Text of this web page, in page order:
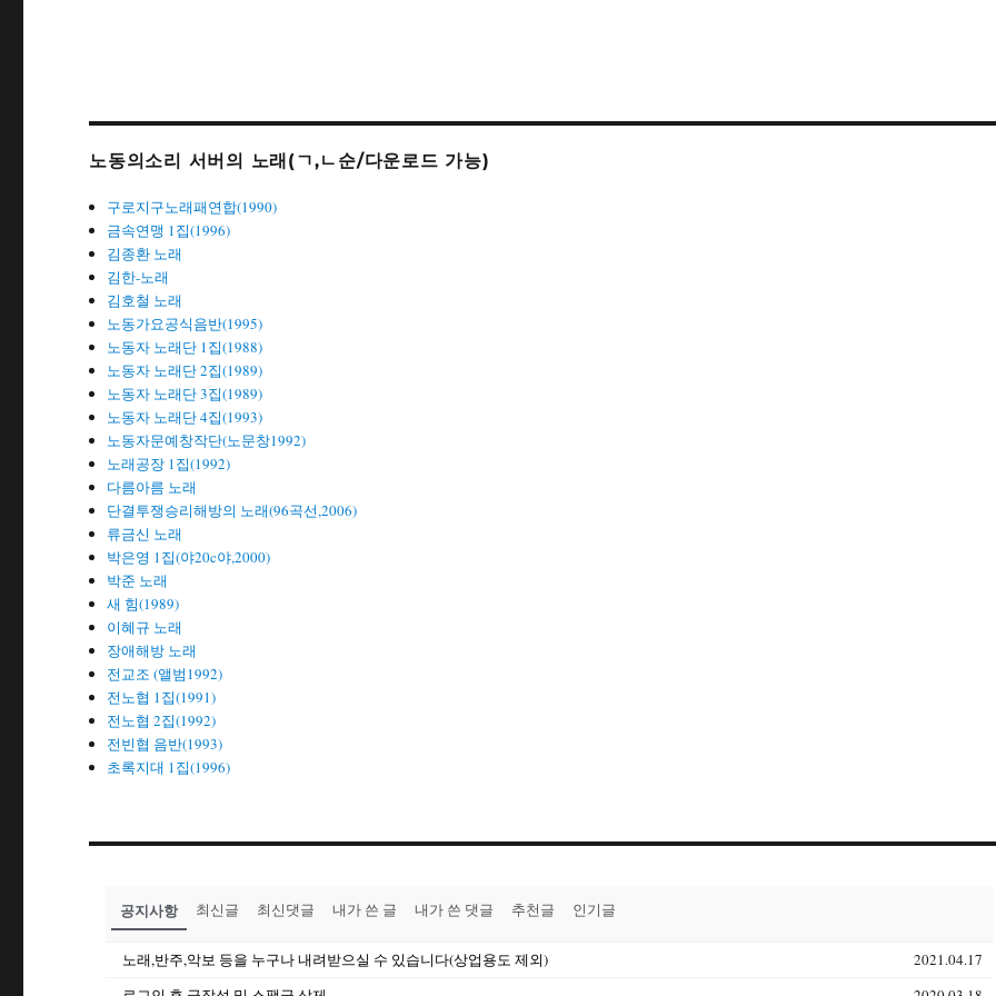
노동의소리 서버의 노래(ㄱ,ㄴ순/다운로드 가능)
구로지구노래패연합(1990)
금속연맹 1집(1996)
김종환 노래
김한-노래
김호철 노래
노동가요공식음반(1995)
노동자 노래단 1집(1988)
노동자 노래단 2집(1989)
노동자 노래단 3집(1989)
노동자 노래단 4집(1993)
노동자문예창작단(노문창1992)
노래공장 1집(1992)
다름아름 노래
단결투쟁승리해방의 노래(96곡선,2006)
류금신 노래
박은영 1집(야20c야,2000)
박준 노래
새 힘(1989)
이혜규 노래
장애해방 노래
전교조 (앨범1992)
전노협 1집(1991)
전노협 2집(1992)
전빈협 음반(1993)
초록지대 1집(1996)
공지사항 최신글 최신댓글 내가 쓴 글 내가 쓴 댓글 추천글 인기글
노래,반주,악보 등을 누구나 내려받으실 수 있습니다(상업용도 제외)
2021.04.17